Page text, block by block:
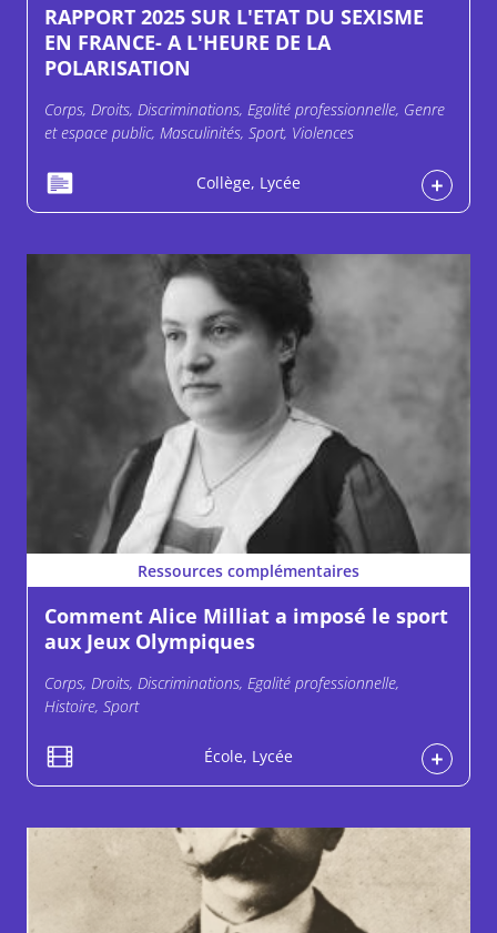
RAPPORT 2025 SUR L'ETAT DU SEXISME
EN FRANCE- A L'HEURE DE LA
POLARISATION
Corps, Droits, Discriminations, Egalité professionnelle, Genre
et espace public, Masculinités, Sport, Violences
Collège, Lycée
Ressources complémentaires
Comment Alice Milliat a imposé le sport
aux Jeux Olympiques
Corps, Droits, Discriminations, Egalité professionnelle,
Histoire, Sport
École, Lycée